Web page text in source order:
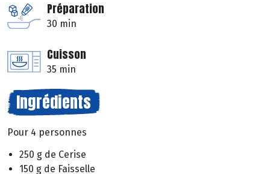
Préparation
30 min
Cuisson
35 min
Ingrédients
Pour 4 personnes
250 g de Cerise
150 g de Faisselle